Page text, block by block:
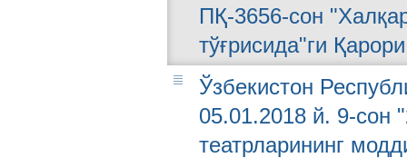
ПҚ-3656-сон
тўғрисида"ги Қарори
Ўзбекистон
05.01.2018 й. 9-сон
театрларининг